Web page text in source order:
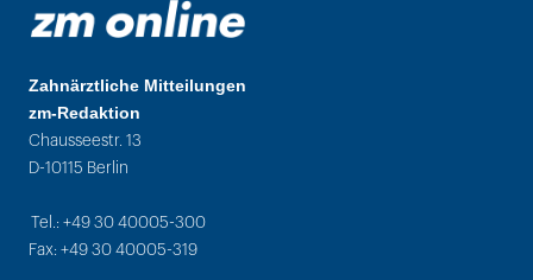
Zahnärztliche Mitteilungen
zm-Redaktion
Chausseestr. 13
D-10115 Berlin
Tel.: +49 30 40005-300
Fax: +49 30 40005-319